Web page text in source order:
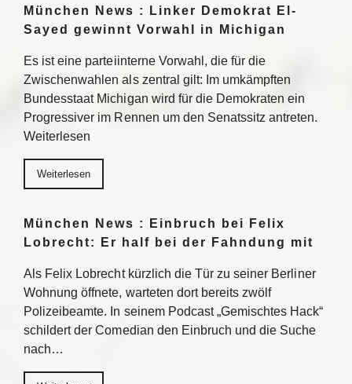
München News : Linker Demokrat El-
Sayed gewinnt Vorwahl in Michigan
Es ist eine parteiinterne Vorwahl, die für die
Zwischenwahlen als zentral gilt: Im umkämpften
Bundesstaat Michigan wird für die Demokraten ein
Progressiver im Rennen um den Senatssitz antreten.
Weiterlesen
Weiterlesen
München News : Einbruch bei Felix
Lobrecht: Er half bei der Fahndung mit
Als Felix Lobrecht kürzlich die Tür zu seiner Berliner
Wohnung öffnete, warteten dort bereits zwölf
Polizeibeamte. In seinem Podcast „Gemischtes Hack“
schildert der Comedian den Einbruch und die Suche
nach…